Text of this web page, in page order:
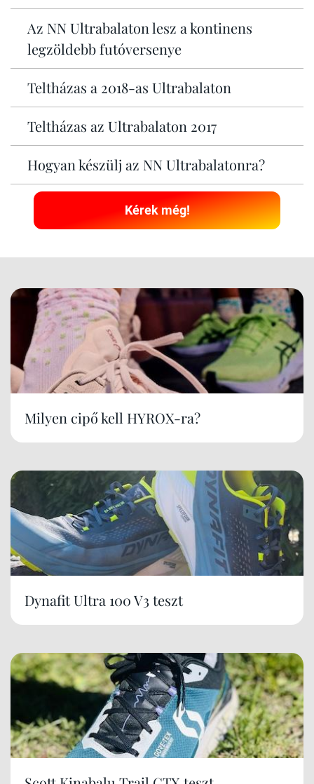
Az NN Ultrabalaton lesz a kontinens
legzöldebb futóversenye
Teltházas a 2018-as Ultrabalaton
Teltházas az Ultrabalaton 2017
Hogyan készülj az NN Ultrabalatonra?
Kérek még!
Milyen cipő kell HYROX-ra?
Dynafit Ultra 100 V3 teszt